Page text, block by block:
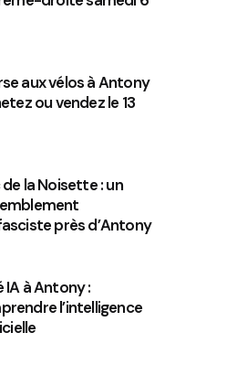
aux vélos à Antony
ou vendez le 13
de la Noisette : un
près d’Antony
IA à Antony :
l’intelligence